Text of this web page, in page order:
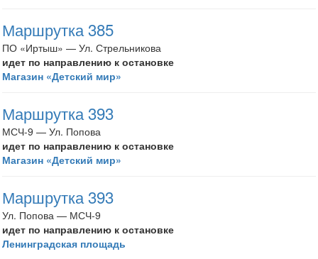
Маршрутка 385
ПО «Иртыш» — Ул. Стрельникова
идет по направлению к остановке
Магазин «Детский мир»
Маршрутка 393
МСЧ-9 — Ул. Попова
идет по направлению к остановке
Магазин «Детский мир»
Маршрутка 393
Ул. Попова — МСЧ-9
идет по направлению к остановке
Ленинградская площадь